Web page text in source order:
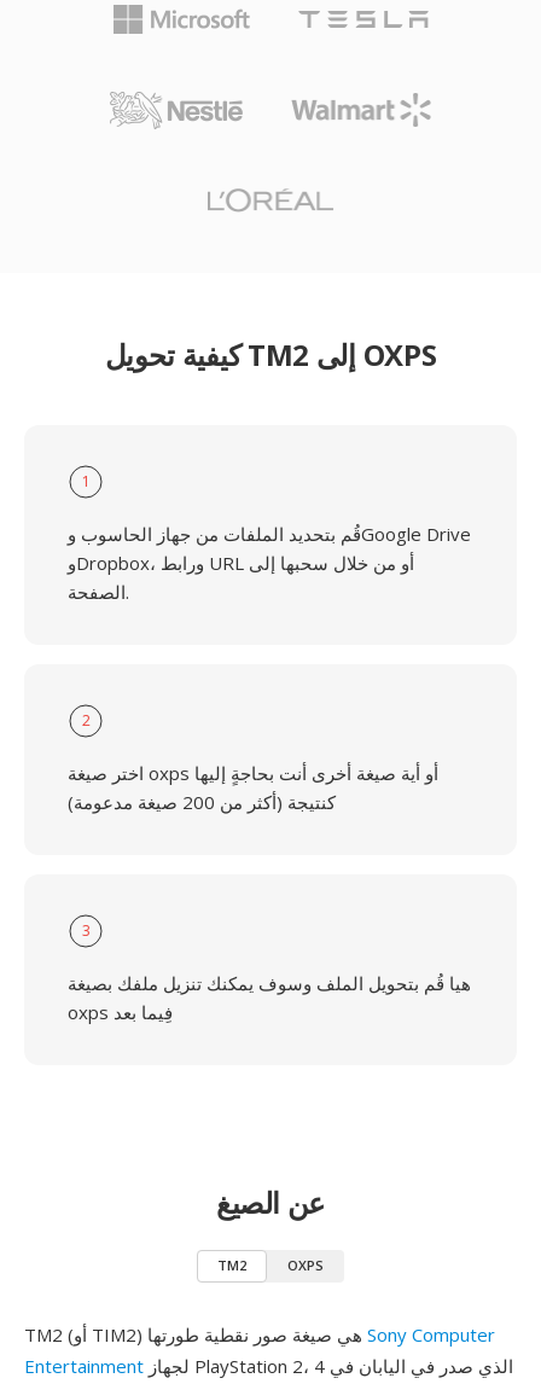
كيفية تحويل TM2 إلى OXPS
1
قُم بتحديد الملفات من جهاز الحاسوب وGoogle Drive
وDropbox، ورابط URL أو من خلال سحبها إلى
الصفحة.
2
اختر صيغة oxps أو أية صيغة أخرى أنت بحاجةٍ إليها
كنتيجة (أكثر من 200 صيغة مدعومة)
3
هيا قُم بتحويل الملف وسوف يمكنك تنزيل ملفك بصيغة
oxps فِيما بعد
عن الصيغ
TM2 OXPS
Sony Computer
Entertainment